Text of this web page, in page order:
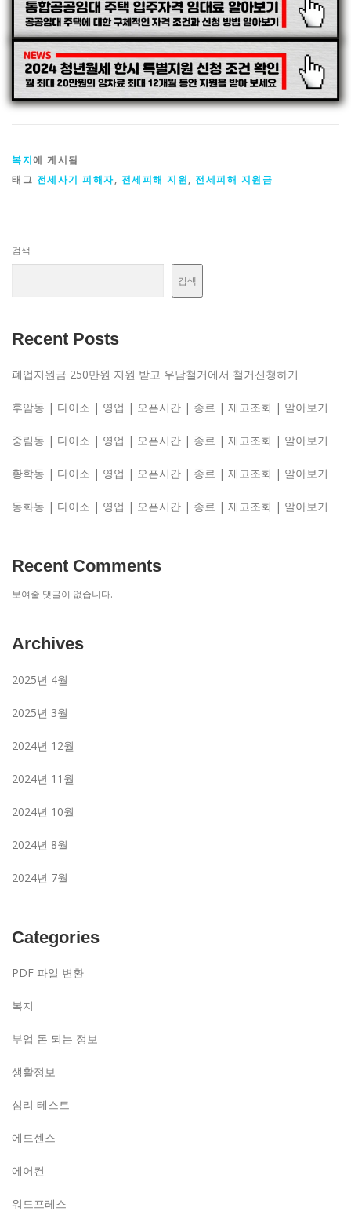
복지에 게시됨
태그 전세사기 피해자, 전세피해 지원, 전세피해 지원금
검색
검색
Recent Posts
폐업지원금 250만원 지원 받고 우남철거에서 철거신청하기
후암동 | 다이소 | 영업 | 오픈시간 | 종료 | 재고조회 | 알아보기
중림동 | 다이소 | 영업 | 오픈시간 | 종료 | 재고조회 | 알아보기
황학동 | 다이소 | 영업 | 오픈시간 | 종료 | 재고조회 | 알아보기
동화동 | 다이소 | 영업 | 오픈시간 | 종료 | 재고조회 | 알아보기
Recent Comments
보여줄 댓글이 없습니다.
Archives
2025년 4월
2025년 3월
2024년 12월
2024년 11월
2024년 10월
2024년 8월
2024년 7월
Categories
PDF 파일 변환
복지
부업 돈 되는 정보
생활정보
심리 테스트
에드센스
에어컨
워드프레스